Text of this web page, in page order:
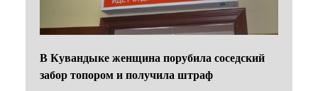
В Кувандыке женщина порубила соседский
забор топором и получила штраф